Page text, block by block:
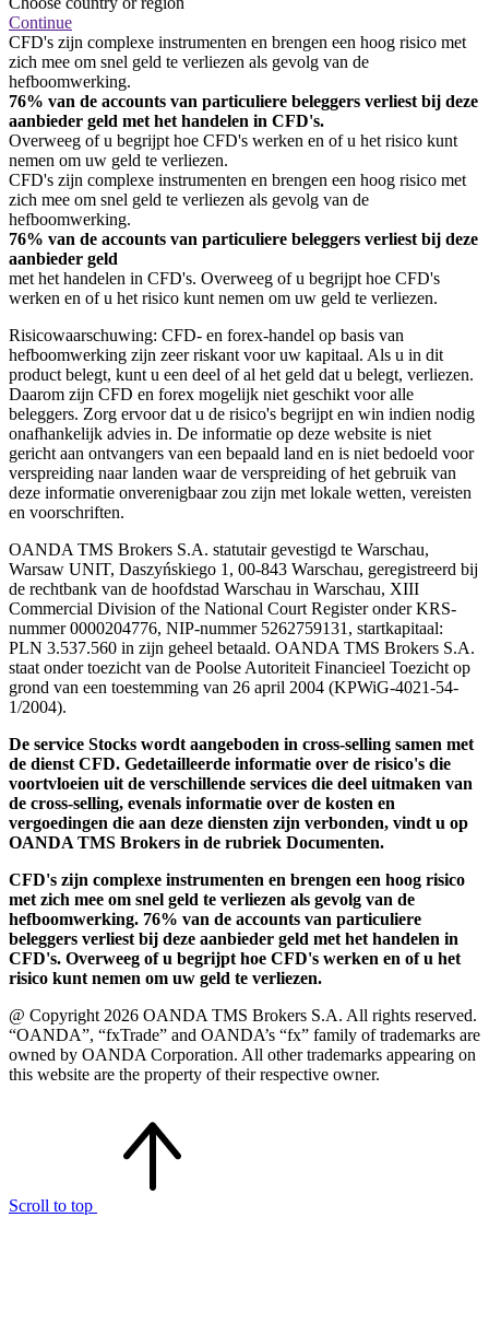
Continue
CFD's zijn complexe instrumenten en brengen een hoog risico met
zich mee om snel geld te verliezen als gevolg van de
hefboomwerking.
76% van de accounts van particuliere beleggers verliest bij deze
aanbieder geld met het handelen in CFD's.
Overweeg of u begrijpt hoe CFD's werken en of u het risico kunt
nemen om uw geld te verliezen.
CFD's zijn complexe instrumenten en brengen een hoog risico met
zich mee om snel geld te verliezen als gevolg van de
hefboomwerking.
76% van de accounts van particuliere beleggers verliest bij deze
aanbieder geld
met het handelen in CFD's. Overweeg of u begrijpt hoe CFD's
werken en of u het risico kunt nemen om uw geld te verliezen.
Risicowaarschuwing: CFD- en forex-handel op basis van
hefboomwerking zijn zeer riskant voor uw kapitaal. Als u in dit
product belegt, kunt u een deel of al het geld dat u belegt, verliezen.
Daarom zijn CFD en forex mogelijk niet geschikt voor alle
beleggers. Zorg ervoor dat u de risico's begrijpt en win indien nodig
onafhankelijk advies in. De informatie op deze website is niet
gericht aan ontvangers van een bepaald land en is niet bedoeld voor
verspreiding naar landen waar de verspreiding of het gebruik van
deze informatie onverenigbaar zou zijn met lokale wetten, vereisten
en voorschriften.
OANDA TMS Brokers S.A. statutair gevestigd te Warschau,
Warsaw UNIT, Daszyńskiego 1, 00-843 Warschau, geregistreerd bij
de rechtbank van de hoofdstad Warschau in Warschau, XIII
Commercial Division of the National Court Register onder KRS-
nummer 0000204776, NIP-nummer 5262759131, startkapitaal:
PLN 3.537.560 in zijn geheel betaald. OANDA TMS Brokers S.A.
staat onder toezicht van de Poolse Autoriteit Financieel Toezicht op
grond van een toestemming van 26 april 2004 (KPWiG-4021-54-
1/2004).
De service Stocks wordt aangeboden in cross-selling samen met
de dienst CFD. Gedetailleerde informatie over de risico's die
voortvloeien uit de verschillende services die deel uitmaken van
de cross-selling, evenals informatie over de kosten en
vergoedingen die aan deze diensten zijn verbonden, vindt u op
OANDA TMS Brokers in de rubriek Documenten.
CFD's zijn complexe instrumenten en brengen een hoog risico
met zich mee om snel geld te verliezen als gevolg van de
hefboomwerking. 76% van de accounts van particuliere
beleggers verliest bij deze aanbieder geld met het handelen in
CFD's. Overweeg of u begrijpt hoe CFD's werken en of u het
risico kunt nemen om uw geld te verliezen.
@ Copyright 2026 OANDA TMS Brokers S.A. All rights reserved.
“OANDA”, “fxTrade” and OANDA’s “fx” family of trademarks are
owned by OANDA Corporation. All other trademarks appearing on
this website are the property of their respective owner.
Scroll to top